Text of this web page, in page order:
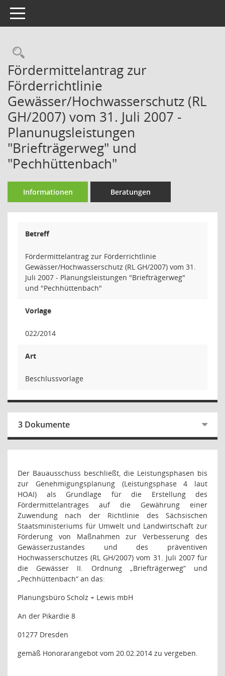
Toggle navigation
Rechercheauswahl
Fördermittelantrag zur
Förderrichtlinie
Gewässer/Hochwasserschutz (RL
GH/2007) vom 31. Juli 2007 -
Planunugsleistungen
"Briefträgerweg" und
"Pechhüttenbach"
Informationen Beratungen
Betreff
Fördermittelantrag zur Förderrichtlinie
Gewässer/Hochwasserschutz (RL GH/2007) vom 31.
Juli 2007 - Planungsleistungen "Briefträgerweg"
und "Pechhüttenbach"
Vorlage
022/2014
Art
Beschlussvorlage
3 Dokumente
Der Bauausschuss beschließt, die Leistungsphasen bis
zur Genehmigungsplanung (Leistungsphase 4 laut
HOAI) als Grundlage für die Erstellung des
Fördermittelantrages auf die Gewährung einer
Zuwendung nach der Richtlinie des Sächsischen
Staatsministeriums für Umwelt und Landwirtschaft zur
Förderung von Maßnahmen zur Verbesserung des
Gewässerzustandes und des präventiven
Hochwasserschutzes (RL GH/2007) vom 31. Juli 2007 für
die Gewässer II. Ordnung „Briefträgerweg“ und
„Pechhüttenbach“ an das:
Planungsbüro Scholz + Lewis mbH
An der Pikardie 8
01277 Dresden
gemäß Honorarangebot vom 20.02.2014 zu vergeben.